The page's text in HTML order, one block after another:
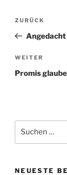
Vorheriger
Beitrag
ZURÜCK
Angedacht
Nächster
Beitrag
WEITER
Promis
nach:
NEUESTE